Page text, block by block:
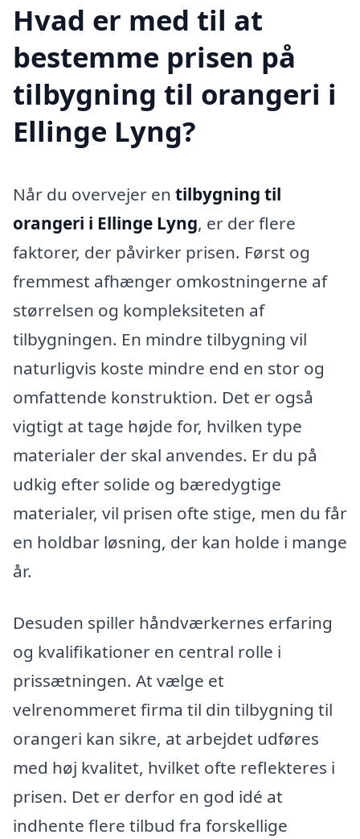
Hvad er med til at
bestemme prisen på
tilbygning til orangeri i
Ellinge Lyng?
Når du overvejer en tilbygning til
orangeri i Ellinge Lyng, er der flere
faktorer, der påvirker prisen. Først og
fremmest afhænger omkostningerne af
størrelsen og kompleksiteten af
tilbygningen. En mindre tilbygning vil
naturligvis koste mindre end en stor og
omfattende konstruktion. Det er også
vigtigt at tage højde for, hvilken type
materialer der skal anvendes. Er du på
udkig efter solide og bæredygtige
materialer, vil prisen ofte stige, men du får
en holdbar løsning, der kan holde i mange
år.
Desuden spiller håndværkernes erfaring
og kvalifikationer en central rolle i
prissætningen. At vælge et
velrenommeret firma til din tilbygning til
orangeri kan sikre, at arbejdet udføres
med høj kvalitet, hvilket ofte reflekteres i
prisen. Det er derfor en god idé at
indhente flere tilbud fra forskellige